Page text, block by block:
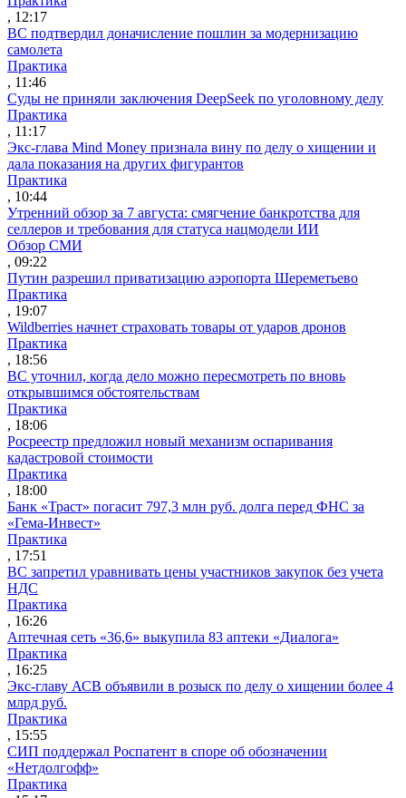
, 12:17
ВС подтвердил доначисление пошлин за модернизацию
самолета
Практика
, 11:46
Суды не приняли заключения DeepSeek по уголовному делу
Практика
, 11:17
Экс-глава Mind Money признала вину по делу о хищении и
дала показания на других фигурантов
Практика
, 10:44
Утренний обзор за 7 августа: смягчение банкротства для
селлеров и требования для статуса нацмодели ИИ
Обзор СМИ
, 09:22
Путин разрешил приватизацию аэропорта Шереметьево
Практика
, 19:07
Wildberries начнет страховать товары от ударов дронов
Практика
, 18:56
ВС уточнил, когда дело можно пересмотреть по вновь
открывшимся обстоятельствам
Практика
, 18:06
Росреестр предложил новый механизм оспаривания
кадастровой стоимости
Практика
, 18:00
Банк «Траст» погасит 797,3 млн руб. долга перед ФНС за
«Гема-Инвест»
Практика
, 17:51
ВС запретил уравнивать цены участников закупок без учета
НДС
Практика
, 16:26
Аптечная сеть «36,6» выкупила 83 аптеки «Диалога»
Практика
, 16:25
Экс-главу АСВ объявили в розыск по делу о хищении более 4
млрд руб.
Практика
, 15:55
СИП поддержал Роспатент в споре об обозначении
«Нетдолгофф»
Практика